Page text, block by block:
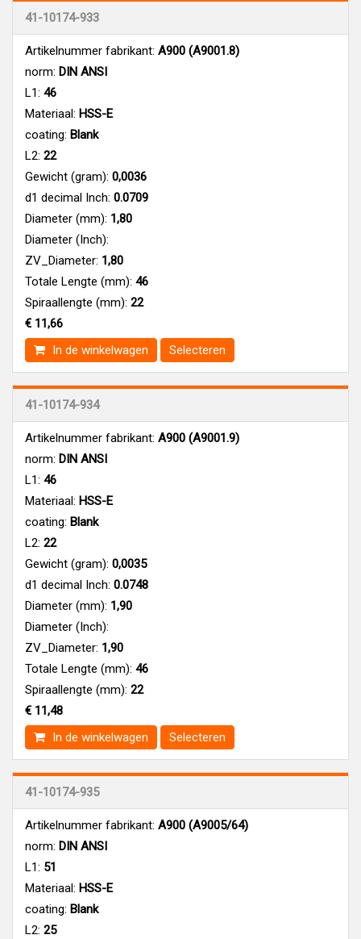
41-10174-933
Artikelnummer fabrikant: A900 (A9001.8)
norm: DIN ANSI
L1: 46
Materiaal: HSS-E
coating: Blank
L2: 22
Gewicht (gram): 0,0036
d1 decimal Inch: 0.0709
Diameter (mm): 1,80
Diameter (Inch):
ZV_Diameter: 1,80
Totale Lengte (mm): 46
Spiraallengte (mm): 22
€ 11,66
In de winkelwagen
Selecteren
41-10174-934
Artikelnummer fabrikant: A900 (A9001.9)
norm: DIN ANSI
L1: 46
Materiaal: HSS-E
coating: Blank
L2: 22
Gewicht (gram): 0,0035
d1 decimal Inch: 0.0748
Diameter (mm): 1,90
Diameter (Inch):
ZV_Diameter: 1,90
Totale Lengte (mm): 46
Spiraallengte (mm): 22
€ 11,48
In de winkelwagen
Selecteren
41-10174-935
Artikelnummer fabrikant: A900 (A9005/64)
norm: DIN ANSI
L1: 51
Materiaal: HSS-E
coating: Blank
L2: 25